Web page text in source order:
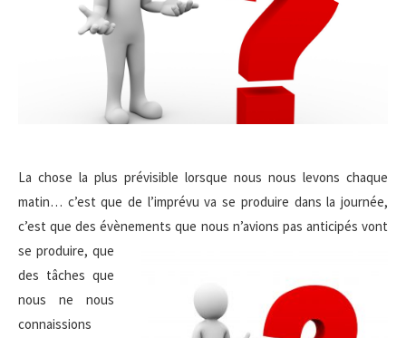
La chose la plus prévisible lorsque nous nous levons chaque
matin… c’est que de l’imprévu va se produire dans la journée,
c’est que des évènements que nous n’avions pas anticipés vont
se produire, que
des tâches que
nous ne nous
connaissions